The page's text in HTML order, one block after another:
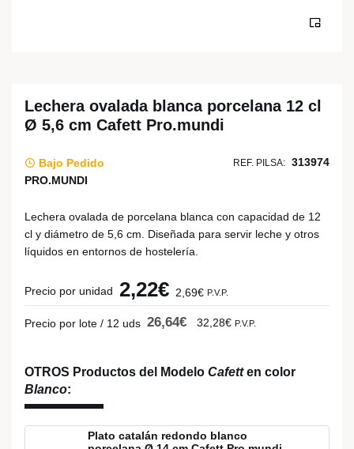
Lechera ovalada blanca porcelana 12 cl
Ø 5,6 cm Cafett Pro.mundi
Bajo Pedido REF. PILSA: 313974
PRO.MUNDI
Lechera ovalada de porcelana blanca con capacidad de 12
cl y diámetro de 5,6 cm. Diseñada para servir leche y otros
líquidos en entornos de hostelería.
Precio por unidad 2,22€ 2,69€ P.V.P.
Precio por lote / 12 uds 26,64€ 32,28€ P.V.P.
OTROS Productos del Modelo Cafetten color
Blanco:
Plato catalán redondo blanco